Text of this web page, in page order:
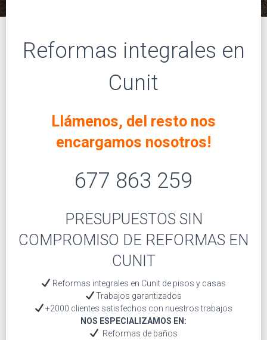
Reformas integrales en
Cunit
Llámenos, del resto nos
encargamos nosotros!
677 863 259
PRESUPUESTOS SIN
COMPROMISO DE REFORMAS EN
CUNIT
Reformas integrales en Cunit de pisos y casas
Trabajos garantizados
+2000 clientes satisfechos con nuestros trabajos
NOS ESPECIALIZAMOS EN:
Reformas de baños